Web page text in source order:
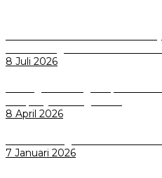
8 Juli 2026
8 April 2026
7 Januari 2026